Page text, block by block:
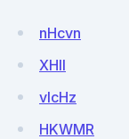
nHcvn
XHll
vlcHz
HKWMR